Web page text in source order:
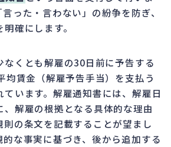
った・言わない」の紛争を防ぎ、
確にします。
なくとも解雇の30日前に予告する
均賃金（解雇予告手当）を支払う
ています。解雇通知書には、解雇日
、解雇の根拠となる具体的な理由
則の条文を記載することが望まし
的な事実に基づき、後から追加する